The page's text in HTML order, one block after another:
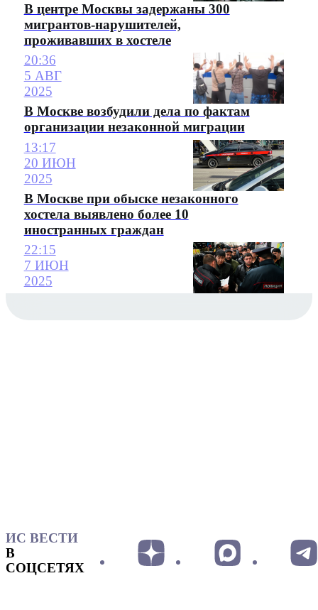
В центре Москвы задержаны 300
мигрантов-нарушителей,
проживавших в хостеле
20:36
5 АВГ
2025
В Москве возбудили дела по фактам
организации незаконной миграции
13:17
20 ИЮН
2025
В Москве при обыске незаконного
хостела выявлено более 10
иностранных граждан
22:15
7 ИЮН
2025
ИС ВЕСТИ
В
СОЦСЕТЯХ